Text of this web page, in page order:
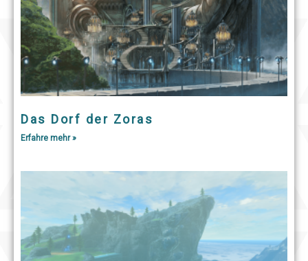
Das Dorf der Zoras
Erfahre mehr »